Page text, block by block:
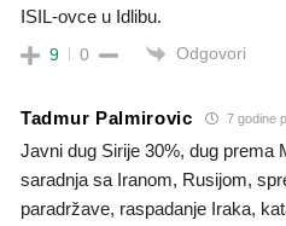
ISIL-ovce u Idlibu.
9 0 Odgovori
Tadmur Palmirovic 7 godine
Javni dug Sirije 30%, dug prema
saradnja sa Iranom, Rusijom,
paradržave, raspadanje Iraka,